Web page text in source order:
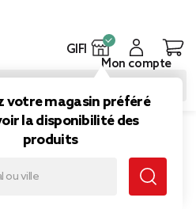
GIFI
votre magasin préféré
la disponibilité des
produits
Mon compte
tie and